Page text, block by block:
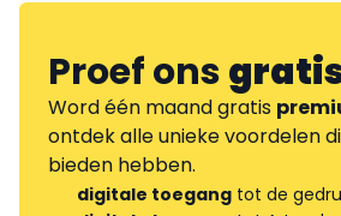
Proef ons
Word één maand gratis
ontdek alle unieke voordelen
bieden hebben.
digitale toegang tot de